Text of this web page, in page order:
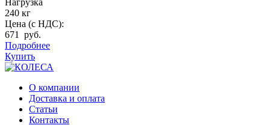
240 кг
Цена (с НДС):
671 руб.
Подробнее
Купить
О компании
Доставка и оплата
Статьи
Контакты